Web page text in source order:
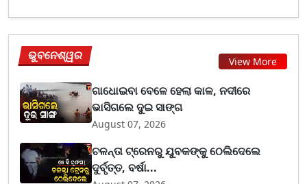
ଭୁବନେଶ୍ୱର View More
ଗାଧୋଇବା ବେଳେ ହେଲା କାଳ, ନଦୀରେ
ଭାସିଗଲେ ଦୁଇ ସାଙ୍ଗ
August 07, 2026
ଚଳନ୍ତା ଟ୍ରେନରୁ ଯୁବକଙ୍କୁ ଠେଲିଦେଲେ
ଦୁର୍ବୃତ୍ତ, ବର୍ଷା...